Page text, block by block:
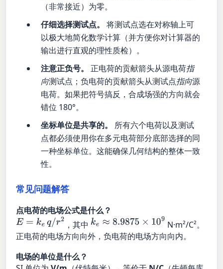
（非常接近）为零。
仔细选择测试点。
将测试点选在对称轴上可
以极大地简化数学计算（并方便你对计算器的
输出进行直观的理性质检）。
注意正负号。
正电荷的贡献箭头从源电荷指
向测试点；负电荷的贡献箭头从测试点指向源
电荷。如果把符号搞反，合成场强的方向就会
错位 180°。
坐标单位是共享的。
所有六个电荷以及测试
点都必须使用你在多元电荷部分底部选择的同
一种坐标单位。这能确保几何结构的整体一致
性。
常见问题解答
点电荷的电场公式是什么？
E= ke q/r2 ，其中 ke ≈8.9875×10 9
N·m²/C²。
正电荷的电场方向向外，负电荷的电场方向向内。
电场的单位是什么？